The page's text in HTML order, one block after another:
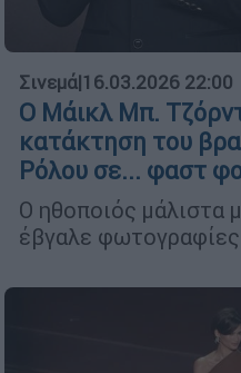
Σινεμά|16.03.2026 22:00
Ο Μάικλ Μπ.
κατάκτηση του
Ρόλου σε... φαστ
Ο ηθοποιός μάλιστα
έβγαλε